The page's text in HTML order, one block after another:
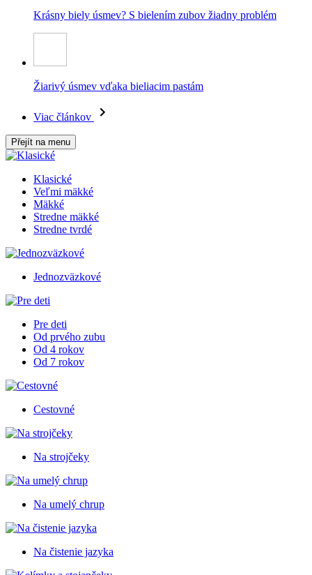
Krásny biely úsmev? S bielením zubov žiadny problém
Žiarivý úsmev vďaka bieliacim pastám
Viac článkov
Přejít na menu
Klasické
Veľmi mäkké
Mäkké
Stredne mäkké
Stredne tvrdé
Jednozväzkové
Pre deti
Od prvého zubu
Od 4 rokov
Od 7 rokov
Cestovné
Na strojčeky
Na umelý chrup
Na čistenie jazyka